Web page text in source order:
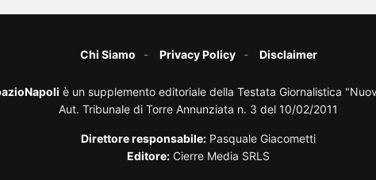
Chi Siamo Privacy Policy Disclaimer
è un supplemento editoriale della Testata Giornalistica
Aut. Tribunale di Torre Annunziata n. 3 del 10/02/2011
Direttore responsabile: Pasquale Giacometti
Editore: Cierre Media SRLS